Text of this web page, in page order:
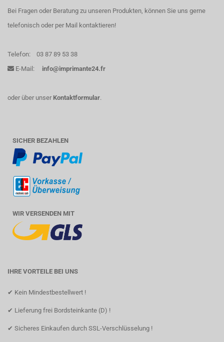
Bei Fragen oder Beratung zu unseren Produkten, können Sie uns gerne
telefonisch oder per Mail kontaktieren!
Telefon:
03 87 89 53 38
E-Mail:
info@imprimante24.fr
oder über unser Kontaktformular.
SICHER BEZAHLEN
WIR VERSENDEN MIT
IHRE VORTEILE BEI UNS
✔ Kein Mindestbestellwert !
✔ Lieferung frei Bordsteinkante (D) !
✔ Sicheres Einkaufen durch SSL-Verschlüsselung !